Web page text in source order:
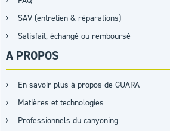
SAV (entretien & réparations)
Satisfait, échangé ou remboursé
A PROPOS
En savoir plus à propos de GUARA
Matières et technologies
Professionnels du canyoning